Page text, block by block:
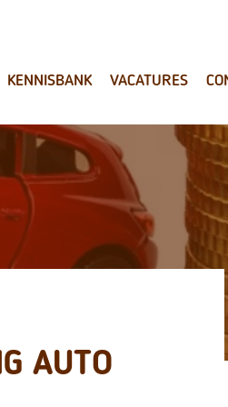
KENNISBANK VACATURES
AUTO